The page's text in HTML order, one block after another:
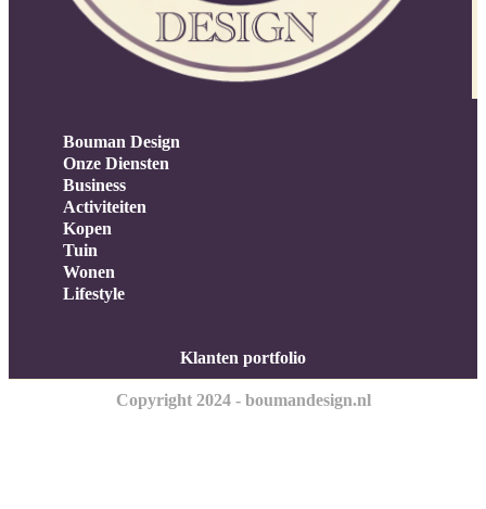
Bouman Design
Onze Diensten
Business
Activiteiten
Kopen
Tuin
Wonen
Lifestyle
Klanten portfolio
Copyright 2024 - boumandesign.nl